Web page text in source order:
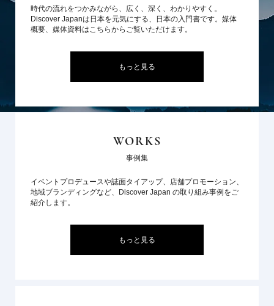
時代の流れをつかみながら、広く、深く、わかりやすく。
Discover Japanは日本を元気にする、日本の入門書です。媒体
概要、媒体資料はこちらからご覧いただけます。
もっと見る
WORKS
事例集
イベントプロデュースや誌面タイアップ、店舗プロモーション、
地域ブランディングなど、Discover Japan の取り組み事例をご
紹介します。
もっと見る